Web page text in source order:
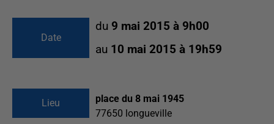
Date
du 9 mai 2015 à 9h00
au 10 mai 2015 à 19h59
Lieu
place du 8 mai 1945
77650 longueville